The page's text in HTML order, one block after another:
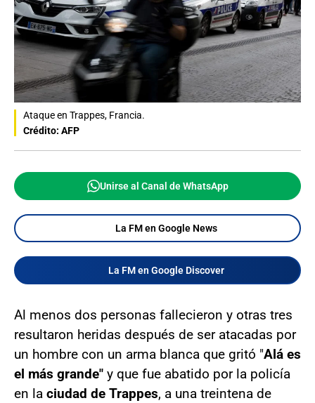
Ataque en Trappes, Francia.
Crédito: AFP
Unirse al Canal de WhatsApp
La FM en Google News
La FM en Google Discover
Al menos dos personas fallecieron y otras tres
resultaron heridas después de ser atacadas por
un hombre con un arma blanca que gritó "Alá es
el más grande" y que fue abatido por la policía
en la ciudad de Trappes, a una treintena de